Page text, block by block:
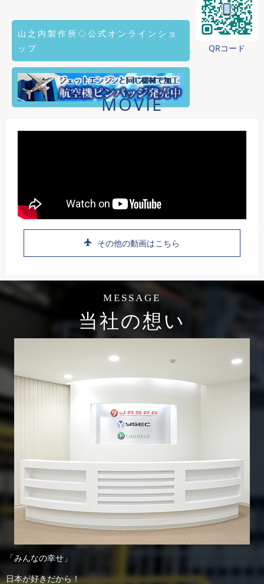
山之内製作所◇公式オンラインショ
ップ
QRコード
MOVIE
その他の動画はこちら
MESSAGE
当社の想い
「みんなの幸せ」
日本が好きだから！